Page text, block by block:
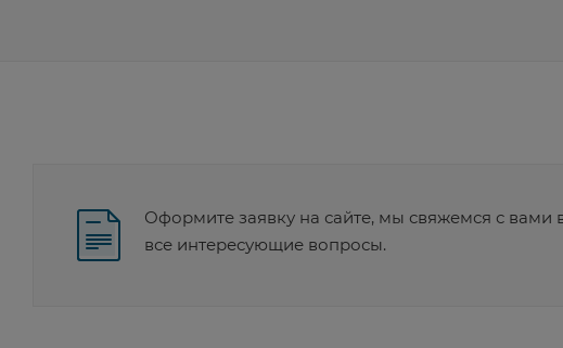
Оформите заявку на сайте, мы свяжемся с
все интересующие вопросы.